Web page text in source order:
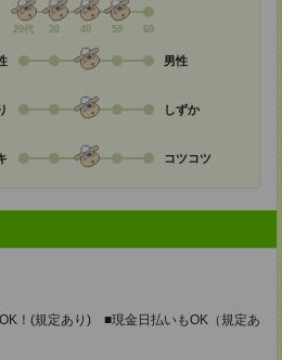
20代 30 40 50 60
男性
しずか
コツコツ
！(規定あり) ■現金日払いもOK（規定あ